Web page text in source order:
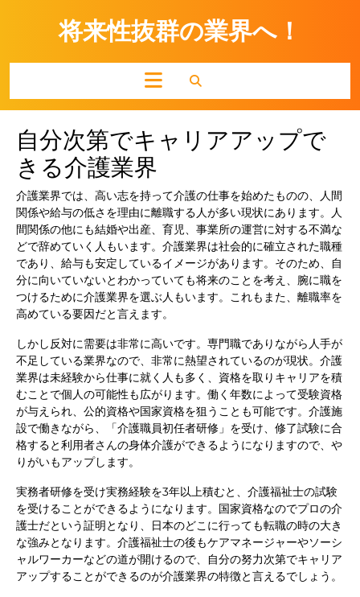
将来性抜群の業界へ！
Open
Button
自分次第でキャリアアップで
きる介護業界
介護業界では、高い志を持って介護の仕事を始めたものの、人間
関係や給与の低さを理由に離職する人が多い現状にあります。人
間関係の他にも結婚や出産、育児、事業所の運営に対する不満な
どで辞めていく人もいます。介護業界は社会的に確立された職種
であり、給与も安定しているイメージがあります。そのため、自
分に向いていないとわかっていても将来のことを考え、腕に職を
つけるために介護業界を選ぶ人もいます。これもまた、離職率を
高めている要因だと言えます。
しかし反対に需要は非常に高いです。専門職でありながら人手が
不足している業界なので、非常に熱望されているのが現状。介護
業界は未経験から仕事に就く人も多く、資格を取りキャリアを積
むことで個人の可能性も広がります。働く年数によって受験資格
が与えられ、公的資格や国家資格を狙うことも可能です。介護施
設で働きながら、「介護職員初任者研修」を受け、修了試験に合
格すると利用者さんの身体介護ができるようになりますので、や
りがいもアップします。
実務者研修を受け実務経験を3年以上積むと、介護福祉士の試験
を受けることができるようになります。国家資格なのでプロの介
護士だという証明となり、日本のどこに行っても転職の時の大き
な強みとなります。介護福祉士の後もケアマネージャーやソーシ
ャルワーカーなどの道が開けるので、自分の努力次第でキャリア
アップすることができるのが介護業界の特徴と言えるでしょう。